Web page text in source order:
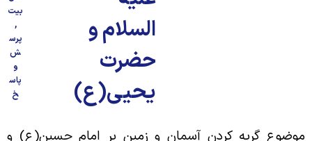
السلام و
حضرت
یحیی(ع)
بیت
پرس
ش
پاس
گریه کردن آسمان و زمین بر امام حسین(ع) و